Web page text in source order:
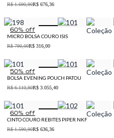
R$ 1.690,90R$ 676,36
60% off
MICRO BOLSA COURO ISIS
R$ 790,00R$ 316,00
50% off
BOLSA EVENING POUCH PATOU
R$ 6.110,80R$ 3.055,40
60% off
CINTO COURO REBITES PIPER NKF
R$ 1.590,90R$ 636,36